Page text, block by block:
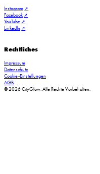
Instagram
Facebook
YouTube
LinkedIn
Rechtliches
Impressum
Datenschutz
Cookie-Einstellungen
AGB
© 2026 CityGlow. Alle Rechte Vorbehalten.